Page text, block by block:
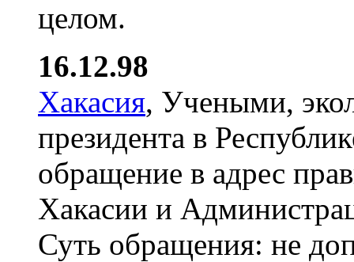
целом.
16.12.98
Хакасия, Учеными,
президента в
обращение в адрес
Хакасии и
Суть обращения: не